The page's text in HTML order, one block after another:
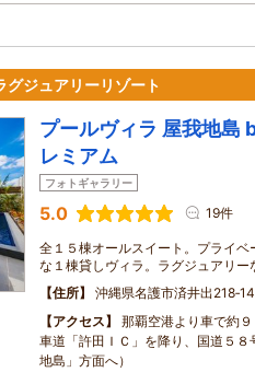
グジュアリーリゾート
プールヴィラ 屋我地島
レミアム
フォトギャラリー
5.0 19件
全１５棟オールスイート。プライベ
な１棟貸しヴィラ。ラグジュアリー
住所
沖縄県名護市済井出218‐14
アクセス
那覇空港より車で約
車道「許田ＩＣ」を降り、国道５８
地島」方面へ）